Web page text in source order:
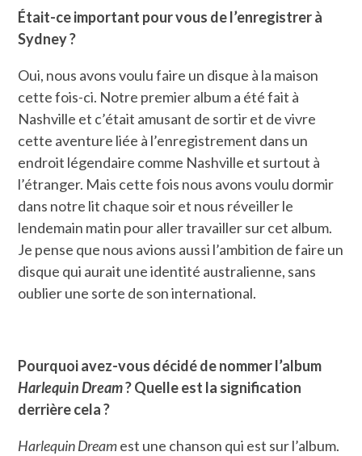
Était-ce important pour vous de l’enregistrer à
Sydney ?
Oui, nous avons voulu faire un disque à la maison
cette fois-ci. Notre premier album a été fait à
Nashville et c’était amusant de sortir et de vivre
cette aventure liée à l’enregistrement dans un
endroit légendaire comme Nashville et surtout à
l’étranger. Mais cette fois nous avons voulu dormir
dans notre lit chaque soir et nous réveiller le
lendemain matin pour aller travailler sur cet album.
Je pense que nous avions aussi l’ambition de faire un
disque qui aurait une identité australienne, sans
oublier une sorte de son international.
Pourquoiavez-vous décidé de nommer l’album
Harlequin Dream? Quelle est la signification
derrière cela ?
Harlequin Dreamest une chanson qui est sur l’album.